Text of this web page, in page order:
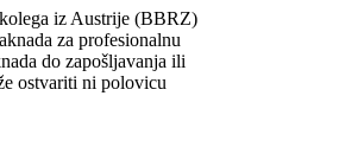
iz Austrije (BBRZ)
za profesionalnu
do zapošljavanja ili
ostvariti ni polovicu